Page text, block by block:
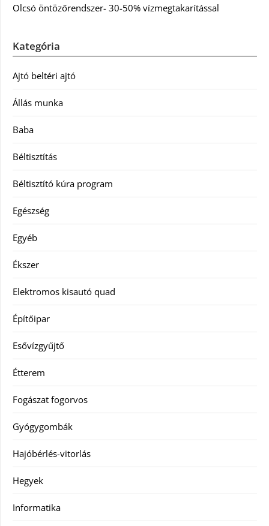
Olcsó öntözőrendszer- 30-50% vízmegtakarítással
Kategória
Ajtó beltéri ajtó
Állás munka
Baba
Béltisztítás
Béltisztító kúra program
Egészség
Egyéb
Ékszer
Elektromos kisautó quad
Építőipar
Esővízgyűjtő
Étterem
Fogászat fogorvos
Gyógygombák
Hajóbérlés-vitorlás
Hegyek
Informatika